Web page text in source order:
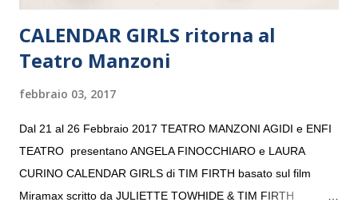
CALENDAR GIRLS ritorna al
Teatro Manzoni
febbraio 03, 2017
Dal 21 al 26 Febbraio 2017 TEATRO MANZONI AGIDI e ENFI
TEATRO presentano ANGELA FINOCCHIARO e LAURA
CURINO CALENDAR GIRLS di TIM FIRTH basato sul film
Miramax scritto da JULIETTE TOWHIDE & TIM FIRTH